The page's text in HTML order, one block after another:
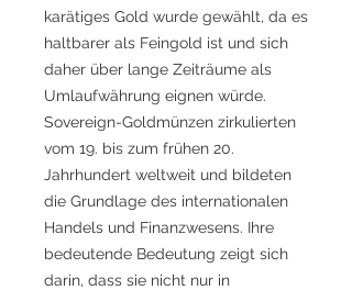
karätiges Gold wurde gewählt, da es
haltbarer als Feingold ist und sich
daher über lange Zeiträume als
Umlaufwährung eignen würde.
Sovereign-Goldmünzen zirkulierten
vom 19. bis zum frühen 20.
Jahrhundert weltweit und bildeten
die Grundlage des internationalen
Handels und Finanzwesens. Ihre
bedeutende Bedeutung zeigt sich
darin, dass sie nicht nur in